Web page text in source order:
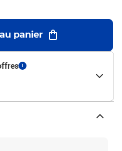
qu'il soit nécessaire pour
cadre de lit et le matelas ne sont
article est unique, avec des
La livraison est aléatoire, ce
de votre produit.Matériau
une finition de couleurs
totales : 180 x 2 x 100
appropriée : 180 cmAssemblage
panier
1